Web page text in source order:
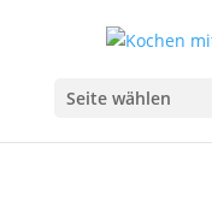
Seite wählen